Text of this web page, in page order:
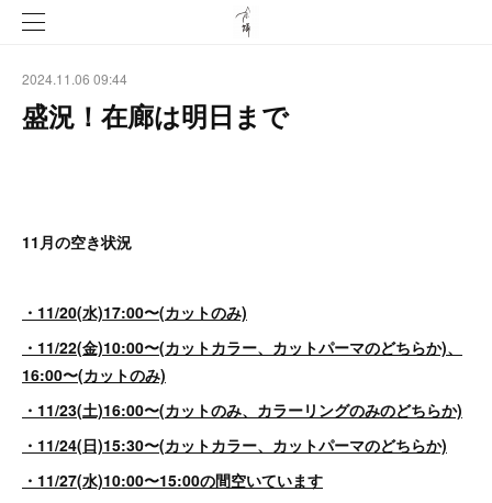
2024.11.06 09:44
盛況！在廊は明日まで
11月の空き状況
・11/20(水)17:00〜(カットのみ)
・11/22(金)10:00〜(カットカラー、カットパーマのどちらか)、
16:00〜(カットのみ)
・11/23(土)16:00〜(カットのみ、カラーリングのみのどちらか)
・11/24(日)15:30〜(カットカラー、カットパーマのどちらか)
・11/27(水)10:00〜15:00の間空いています